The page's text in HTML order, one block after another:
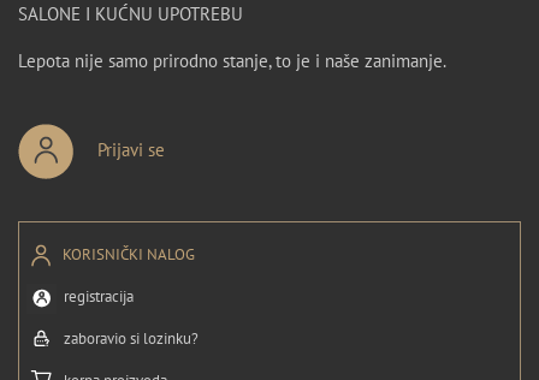
SALONE I KUĆNU UPOTREBU
Lepota nije samo prirodno stanje, to je i naše zanimanje.
Prijavi se
KORISNIČKI NALOG
registracija
zaboravio si lozinku?